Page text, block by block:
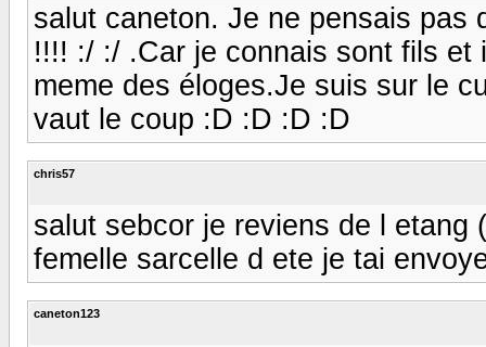
salut caneton. Je ne pensais pas
!!!! :/ :/ .Car je connais sont fils et
meme des éloges.Je suis sur le
vaut le coup :D :D :D :D
chris57
salut sebcor je reviens de l etang
femelle sarcelle d ete je tai
caneton123